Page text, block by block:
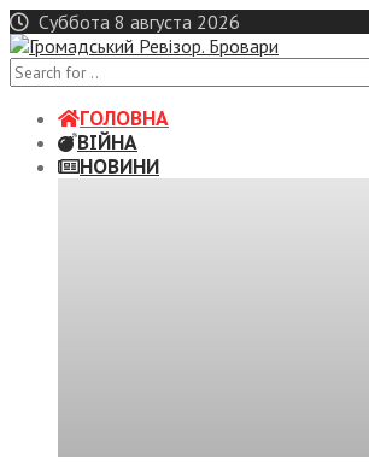
Skip
to
content
Суббота 8 августа 2026
ГОЛОВНА
ВІЙНА
НОВИНИ